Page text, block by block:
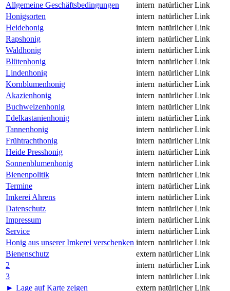
Allgemeine Geschäftsbedingungen
intern natürlicher Link
Honigsorten
intern natürlicher Link
Heidehonig
intern natürlicher Link
Rapshonig
intern natürlicher Link
Waldhonig
intern natürlicher Link
Blütenhonig
intern natürlicher Link
Lindenhonig
intern natürlicher Link
Kornblumenhonig
intern natürlicher Link
Akazienhonig
intern natürlicher Link
Buchweizenhonig
intern natürlicher Link
Edelkastanienhonig
intern natürlicher Link
Tannenhonig
intern natürlicher Link
Frühtrachthonig
intern natürlicher Link
Heide Presshonig
intern natürlicher Link
Sonnenblumenhonig
intern natürlicher Link
Bienenpolitik
intern natürlicher Link
Termine
intern natürlicher Link
Imkerei Ahrens
intern natürlicher Link
Datenschutz
intern natürlicher Link
Impressum
intern natürlicher Link
Service
intern natürlicher Link
Honig aus unserer Imkerei verschenken intern natürlicher Link
Bienenschutz
extern natürlicher Link
2
intern natürlicher Link
3
intern natürlicher Link
► Lage auf Karte zeigen
extern natürlicher Link